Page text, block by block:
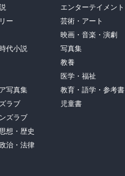
ー
代小説
写真集
ラブ
ズラブ
想・歴史
治・法律
エンターテイメント
芸術・アート
映画・音楽・演劇
写真集
教養
医学・福祉
教育・語学・参考書
児童書